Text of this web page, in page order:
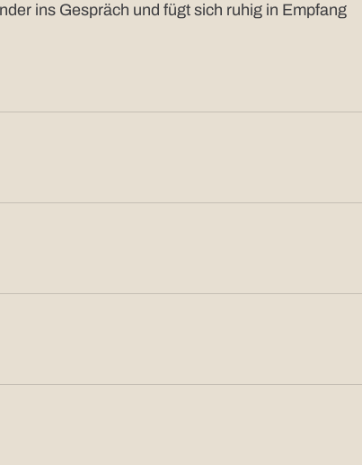
ins Gespräch und fügt sich ruhig in Empfang